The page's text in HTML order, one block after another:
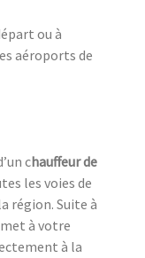
ou à
aéroports de
chauffeur de
les voies de
région. Suite à
à votre
à la